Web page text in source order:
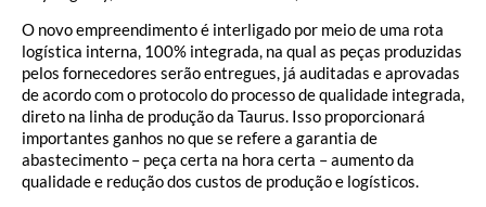
O novo empreendimento é interligado por meio de uma rota
logística interna, 100% integrada, na qual as peças produzidas
pelos fornecedores serão entregues, já auditadas e aprovadas
de acordo com o protocolo do processo de qualidade integrada,
direto na linha de produção da Taurus. Isso proporcionará
importantes ganhos no que se refere a garantia de
abastecimento – peça certa na hora certa – aumento da
qualidade e redução dos custos de produção e logísticos.